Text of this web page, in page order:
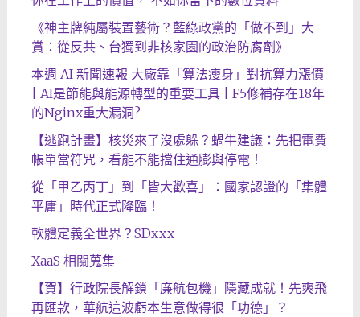
《神主牌純屬裝置藝術？藍綠政黨的「做不到」大
賞：從反共、台獨到非核家園的政治防腐劑》
本週 AI 新聞速報 大廠靠「算法瘦身」對抗算力漲價
| AI是節能與能源轉型的重要工具 | F5修補存在18年
的Nginx重大漏洞?
【逃跑計畫】核災來了沒處躲？蝸牛建議：先把電費
帳單當符咒，看能不能擋住通膨與停電！
從「甲乙丙丁」到「皆大歡喜」：國家認證的「集體
平庸」時代正式降臨！
軟體定義全世界？SDxxx
XaaS 相關蒐集
【賀】行政院長解鎖「廉航包機」隱藏成就！先爽飛
再匯款，華航這波虧本生意做得很「功德」？